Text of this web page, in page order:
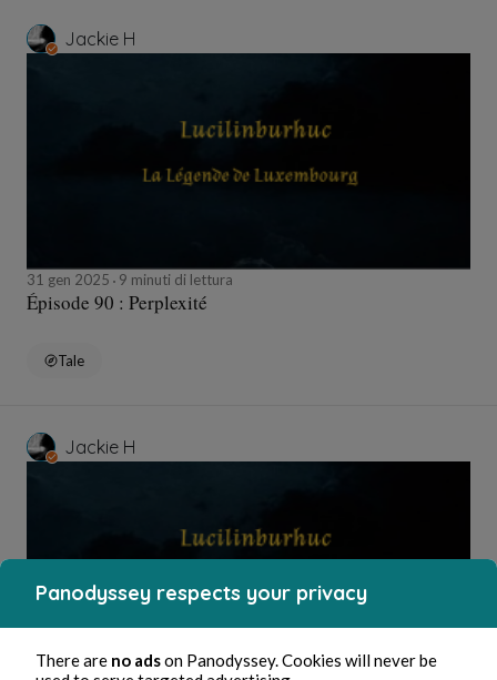
Jackie H
31 gen 2025 9 minuti di lettura
Épisode 90 : Perplexité
Tale
Jackie H
Panodyssey respects your privacy
There are no adson Panodyssey. Cookies will never be